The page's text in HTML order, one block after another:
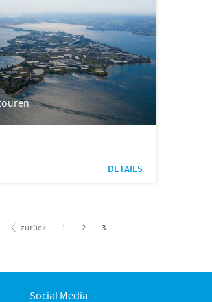
DETAILS
zurück 1 2 3
Social Media